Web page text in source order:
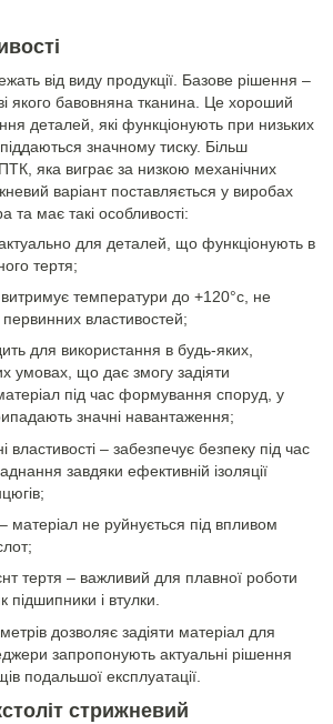
від виду продукції. Базове рішення –
якого бавовняна тканина. Це хороший
деталей, які функціонують при низьких
значному тиску. Більш
яка виграє за низкою механічних
варіант поставляється у виробах
має такі особливості:
актуально для деталей, що функціонують в
тертя;
витримує температури до +120°c, не
властивостей;
для використання в будь-яких,
умовах, що дає змогу задіяти
під час формування споруд, у
значні навантаження;
властивості – забезпечує безпеку під час
завдяки ефективній ізоляції
– матеріал не руйнується під впливом
тертя – важливий для плавної роботи
підшипники і втулки.
дозволяє задіяти матеріал для
запропонують актуальні рішення
подальшої експлуатації.
стрижневий